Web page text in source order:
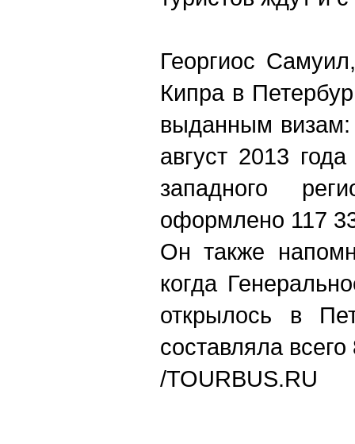
Георгиос
Кипра в
выданным визам:
август 2013
западного
оформлено 117
Он также
когда
открылось в
составляла всего
/TOURBUS.RU